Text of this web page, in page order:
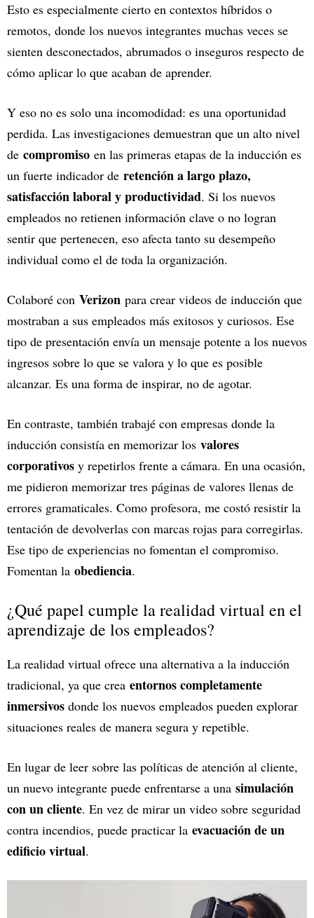
Esto es especialmente cierto en contextos híbridos o
remotos, donde los nuevos integrantes muchas veces se
sienten desconectados, abrumados o inseguros respecto de
cómo aplicar lo que acaban de aprender.
Y eso no es solo una incomodidad: es una oportunidad
perdida. Las investigaciones demuestran que un alto nivel
de compromiso en las primeras etapas de la inducción es
un fuerte indicador de retención a largo plazo,
satisfacción laboral y productividad. Si los nuevos
empleados no retienen información clave o no logran
sentir que pertenecen, eso afecta tanto su desempeño
individual como el de toda la organización.
Colaboré con Verizon para crear videos de inducción que
mostraban a sus empleados más exitosos y curiosos. Ese
tipo de presentación envía un mensaje potente a los nuevos
ingresos sobre lo que se valora y lo que es posible
alcanzar. Es una forma de inspirar, no de agotar.
En contraste, también trabajé con empresas donde la
inducción consistía en memorizar los valores
corporativos y repetirlos frente a cámara. En una ocasión,
me pidieron memorizar tres páginas de valores llenas de
errores gramaticales. Como profesora, me costó resistir la
tentación de devolverlas con marcas rojas para corregirlas.
Ese tipo de experiencias no fomentan el compromiso.
Fomentan la obediencia.
¿Qué papel cumple la realidad virtual en el
aprendizaje de los empleados?
La realidad virtual ofrece una alternativa a la inducción
tradicional, ya que crea entornos completamente
inmersivos donde los nuevos empleados pueden explorar
situaciones reales de manera segura y repetible.
En lugar de leer sobre las políticas de atención al cliente,
un nuevo integrante puede enfrentarse a una simulación
con un cliente. En vez de mirar un video sobre seguridad
contra incendios, puede practicar la evacuación de un
edificio virtual.